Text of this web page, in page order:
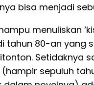
bisa menjadi
menuliskan
80-an yang
sepuluh